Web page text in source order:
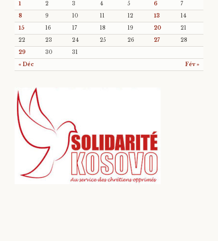
« Déc Fév »
1 2 3 4 5 6
7
8
9 10 11 12 13
14
15
16 17 18 19 20
21
22
23 24 25 26 27
28
29
30 31